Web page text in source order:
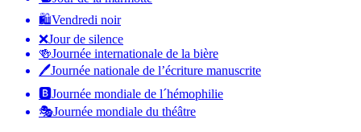
🛍Vendredi noir
❌Jour de silence
🍻Journée internationale de la bière
🖊Journée nationale de l’écriture manuscrite
🅱️Journée mondiale de l´hémophilie
🎭Journée mondiale du théâtre